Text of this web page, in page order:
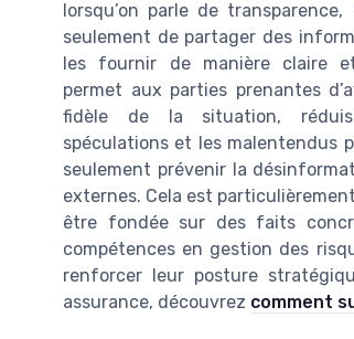
lorsqu’on parle de
seulement de partager des
les fournir de manière claire
permet aux parties prenantes
fidèle de la situation,
spéculations et les malentendus
seulement prévenir la
externes. Cela est
être fondée sur des faits
compétences en gestion des
renforcer leur posture
assurance, découvrez comment